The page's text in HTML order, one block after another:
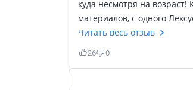
куда несмотря на возраст!
материалов, с одного
собрать 2-3 китайца! Мне
главное чтоб был живой!
14 литров по городу, по
обслуживании! Думаю в
Читать весь отзыв
26 0